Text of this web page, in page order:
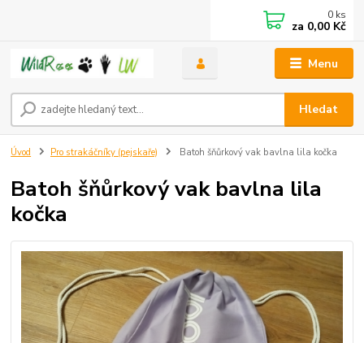
Menu
Hledat
0 ks
za 0,00 Kč
Úvod Pro strakáčníky (pejskaře) Batoh šňůrkový vak bavlna lila kočka
Batoh šňůrkový vak bavlna lila
kočka